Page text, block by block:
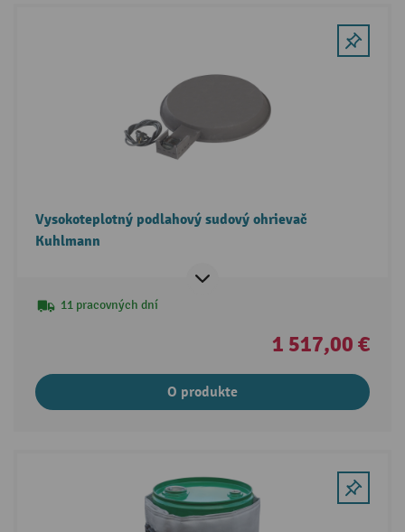
Vysokoteplotný podlahový sudový ohrievač
Kuhlmann
11 pracovných dní
1 517,00 €
O produkte